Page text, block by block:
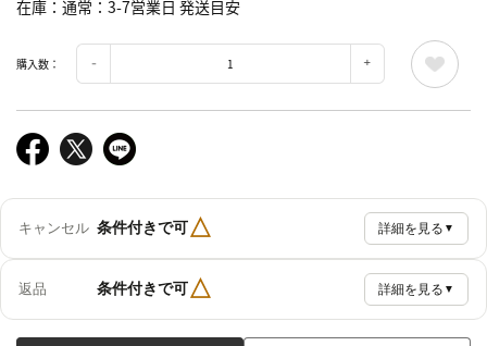
在庫 通常：3-7営業日 発送目安
購入数：
キャンセル 条件付きで可△ 詳細を見る ▼
返品 条件付きで可△ 詳細を見る ▼